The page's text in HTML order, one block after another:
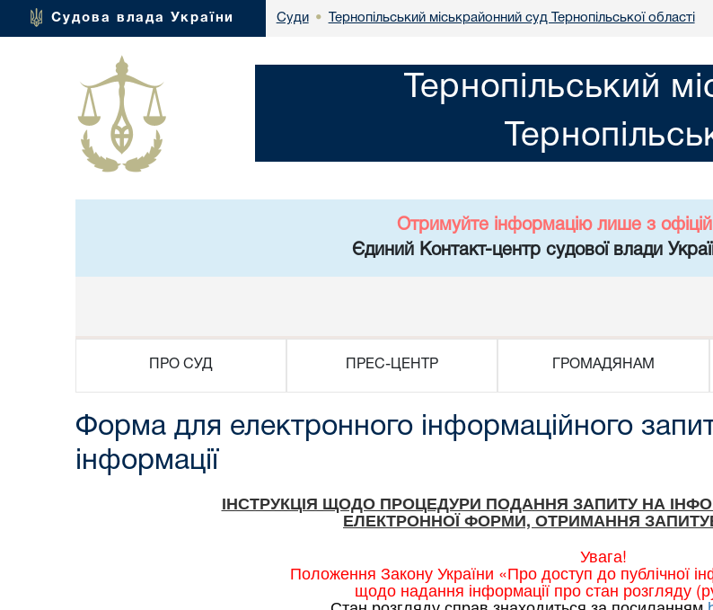
Судова влада України Суди • Тернопільський міськрайонний суд Тернопільської області
Тернопільський
Отримуйте інформацію лише з
Єдиний Контакт-центр судової влади
ПРО СУД ПРЕС-ЦЕНТР ГРОМАДЯНАМ
Форма для електронного інформаційного
інформації